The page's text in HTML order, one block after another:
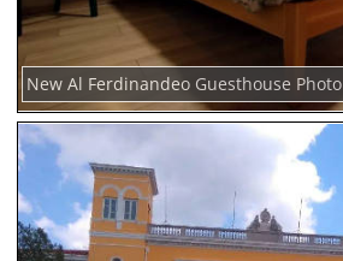
New Al Ferdinandeo Guesthouse Photo